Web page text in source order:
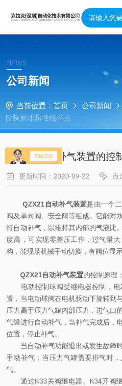
NEWS
公司新闻
当前位置： 首页 公司新闻
控制原理和性能特点
QZX21自动补气装置的控
更新时间：2020-09-22 点
QZX21自动补气装置是由一个
阀及单向阀、安全阀等组成。它能对
行自动补气，以维持其内部的气液比
度高，可实现零差压工作，过气量
构，能现场机械手动切换，有阀位显
QZX21自动补气装置的控制原理：
电动控制球阀受继电器控制，电
置，当电动球阀在电机驱动下旋转到
压力高于压力气罐内部压力，进气口
气罐进行自动补气，当补气完成后，
位置，停止补气。
当自动补气功能退出或发生故障
手动补气；当压力气罐需要排气时
气。
通过K33关阀继电器、K34开阀继